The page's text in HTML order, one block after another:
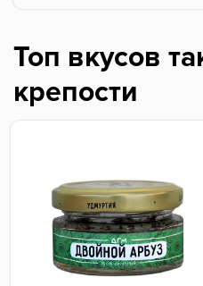
пряность на выдохе
Топ вкусов
крепости